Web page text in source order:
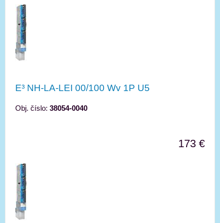
E³ NH-LA-LEI 00/100 Wv 1P U5
Obj. číslo: 38054-0040
173 €